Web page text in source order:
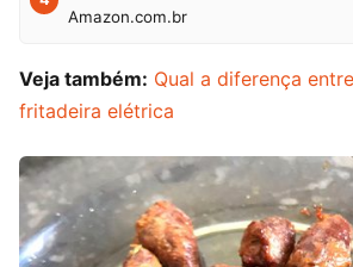
Amazon.com.br
Veja também: Qual a diferença
fritadeira elétrica